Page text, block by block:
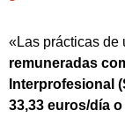
«Las prácticas de
remuneradas
Interprofesional
33,33 euros/día